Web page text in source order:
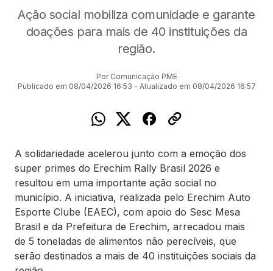
Ação social mobiliza comunidade e garante
doações para mais de 40 instituições da
região.
Por Comunicação PME
Publicado em 08/04/2026 16:53 - Atualizado em 08/04/2026 16:57
A solidariedade acelerou junto com a emoção dos
super primes do Erechim Rally Brasil 2026 e
resultou em uma importante ação social no
município. A iniciativa, realizada pelo Erechim Auto
Esporte Clube (EAEC), com apoio do Sesc Mesa
Brasil e da Prefeitura de Erechim, arrecadou mais
de 5 toneladas de alimentos não perecíveis, que
serão destinados a mais de 40 instituições sociais da